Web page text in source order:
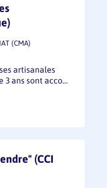
(CMA)
artisanales
3 ans sont acco…
(CCI